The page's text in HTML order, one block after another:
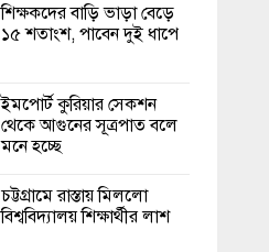
শিক্ষকদের বাড়ি ভাড়া বেড়ে
১৫ শতাংশ, পাবেন দুই ধাপে
ইমপোর্ট কুরিয়ার সেকশন
থেকে আগুনের সূত্রপাত বলে
মনে হচ্ছে
চট্টগ্রামে রাস্তায় মিললো
বিশ্ববিদ্যালয় শিক্ষার্থীর লাশ